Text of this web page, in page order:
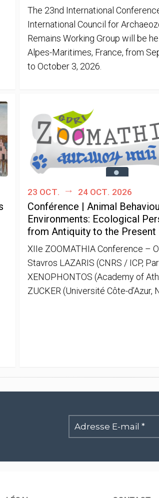
The 23nd International
International Council for
Remains Working Group will be
Alpes-Maritimes, France, from
to October 3, 2026.
23 oct. 24 oct. 2026
Conférence | Animal
Environments: Ecological
from Antiquity to the Present
XIIe ZOOMATHIA Conference –
Stavros LAZARIS (CNRS / ICP,
XENOPHONTOS (Academy of
ZUCKER (Université Côte-d’Azur,
Adresse
E-